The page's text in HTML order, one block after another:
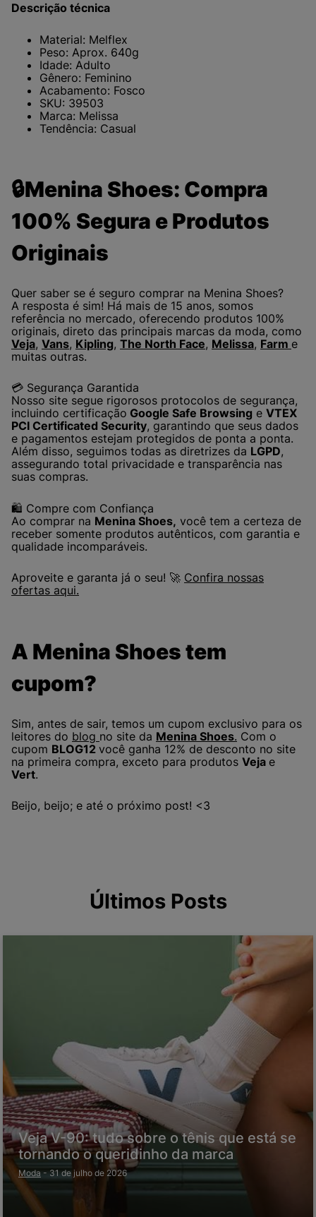
Descrição técnica
Material: Melflex
Peso: Aprox. 640g
Idade: Adulto
Gênero: Feminino
Acabamento: Fosco
SKU: 39503
Marca: Melissa
Tendência: Casual
🔒Menina Shoes: Compra
100% Segura e Produtos
Originais
Quer saber se é seguro comprar na Menina Shoes?
A resposta é sim! Há mais de 15 anos, somos
referência no mercado, oferecendo produtos 100%
originais, direto das principais marcas da moda, como
Veja, Vans, Kipling, The North Face, Melissa, Farm e
muitas outras.
💳 Segurança Garantida
Nosso site segue rigorosos protocolos de segurança,
incluindo certificação Google Safe Browsing e VTEX
PCI Certificated Security, garantindo que seus dados
e pagamentos estejam protegidos de ponta a ponta.
Além disso, seguimos todas as diretrizes da LGPD,
assegurando total privacidade e transparência nas
suas compras.
🛍️ Compre com Confiança
Ao comprar na Menina Shoes, você tem a certeza de
receber somente produtos autênticos, com garantia e
qualidade incomparáveis.
Aproveite e garanta já o seu! 🚀 Confira nossas
ofertas aqui.
A Menina Shoes tem
cupom?
Sim, antes de sair, temos um cupom exclusivo para os
leitores do blog no site da Menina Shoes. Com o
cupom BLOG12 você ganha 12% de desconto no site
na primeira compra, exceto para produtos Veja e
Vert.
Beijo, beijo; e até o próximo post! <3
Últimos Posts
Veja V-90: tudo sobre o tênis que está se
tornando o queridinho da marca
Moda - 31 de julho de 2026